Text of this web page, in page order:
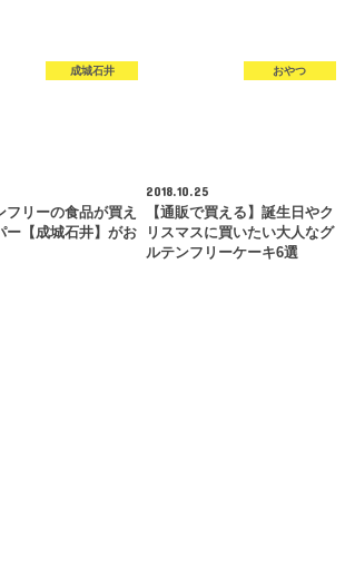
成城石井
フリーの食品が買え
ー【成城石井】がお
おやつ
2018.10.25
【通販で買える】誕生日やク
リスマスに買いたい大人なグ
ルテンフリーケーキ6選